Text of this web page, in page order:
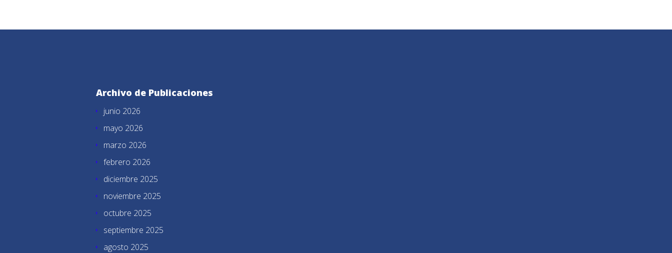
Archivo de Publicaciones
junio 2026
mayo 2026
marzo 2026
febrero 2026
diciembre 2025
noviembre 2025
octubre 2025
septiembre 2025
agosto 2025